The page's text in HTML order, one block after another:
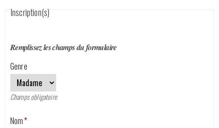
COUPE SPENGLER
CATALOGUE
Nos véhicules
Qui sommes-nous ?
Inscription(s)
Remplissez les champs du formulaire
Genre
Champs obligatoire
Nom*